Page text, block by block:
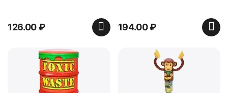
126.00₽ 194.00₽